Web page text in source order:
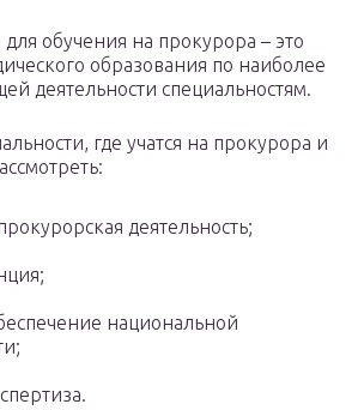
для обучения на прокурора – это
образования по наиболее
деятельности специальностям.
где учатся на прокурора и
деятельность;
национальной